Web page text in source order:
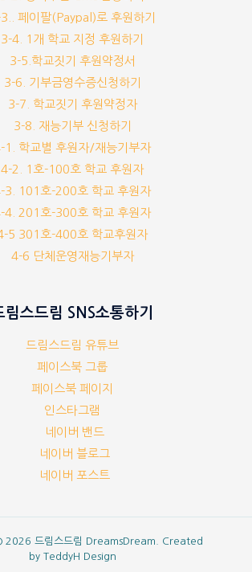
페이팔(Paypal)로 후원하기
3-4. 1개 학교 지정 후원하기
3-5.학교짓기 후원약정서
3-6. 기부금영수증신청하기
3-7. 학교짓기 후원약정자
3-8. 재능기부 신청하기
1. 학교별 후원자/재능기부자
4-2. 1호-100호 학교 후원자
3. 101호-200호 학교 후원자
4. 201호-300호 학교 후원자
5 301호-400호 학교후원자
4-6 단체운영재능기부자
림스드림 SNS소통하기
드림스드림 유튜브
페이스북 그룹
페이스북 페이지
인스타그램
네이버 밴드
네이버 블로그
네이버 포스트
드림스드림 DreamsDream. Created
by TeddyH Design